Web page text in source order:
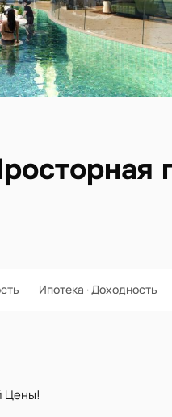
Ипотека · Доходность
Цены!